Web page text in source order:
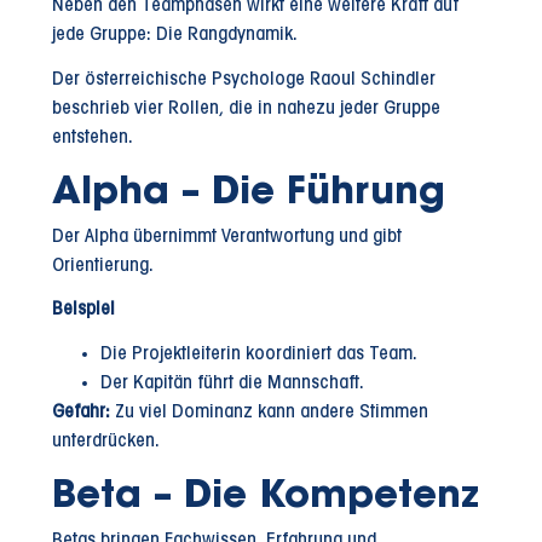
Neben den Teamphasen wirkt eine weitere Kraft auf
jede Gruppe: Die Rangdynamik.
Der österreichische Psychologe Raoul Schindler
beschrieb vier Rollen, die in nahezu jeder Gruppe
entstehen.
Alpha – Die Führung
Der Alpha übernimmt Verantwortung und gibt
Orientierung.
Beispiel
Die Projektleiterin koordiniert das Team.
Der Kapitän führt die Mannschaft.
Gefahr: Zu viel Dominanz kann andere Stimmen
unterdrücken.
Beta – Die Kompetenz